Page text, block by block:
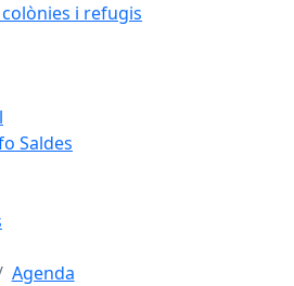
colònies i refugis
Saldes
Agenda